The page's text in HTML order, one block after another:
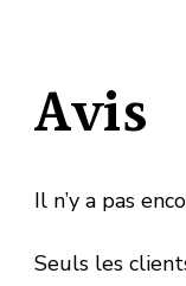
Avis
Il n’y a pas
Seuls les